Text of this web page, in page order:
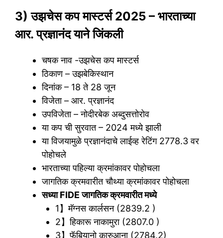
3) उझचेस कप मास्टर्स 2025 – भारताच्या
आर. प्रज्ञानंद याने जिंकली
चषक नाव -उझचेस कप मास्टर्स
ठिकाण – उझबेकिस्थान
दिनांक – 18 ते 28 जून
विजेता – आर. प्रज्ञानंद
उपविजेता – नोदीरबेक अब्दुसत्तोरोव
या कप ची सुरवात – 2024 मध्ये झाली
या विजयामुळे प्रज्ञानंदाचे लाईव्ह रेटिंग 2778.3 वर
पोहोचले
भारताच्या पहिल्या क्रमांकावर पोहोचला
जागतिक क्रमवारीत चौथ्या क्रमांकावर पोहोचला
सध्या FIDE जागतिक क्रमवारीत मध्ये
1】मॅग्नस कार्लसन (2839.2 )
2】हिकारू नाकामुरा (2807.0 )
3】फॅबियानो कारुआना (2784.2)